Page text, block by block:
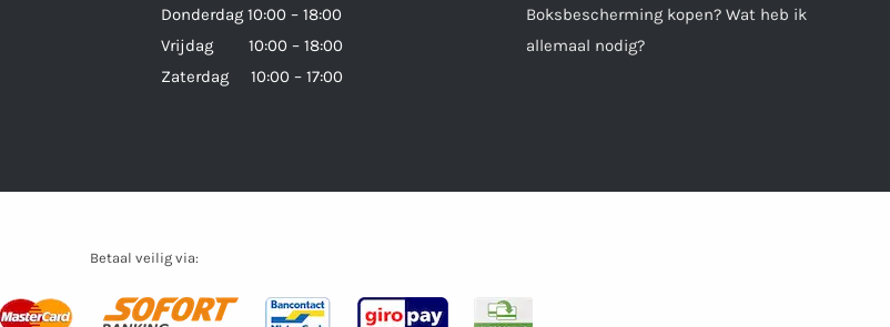
Donderdag 10:00 – 18:00
Vrijdag 10:00 – 18:00
Zaterdag 10:00 – 17:00
Boksbescherming kopen? Wat heb ik
allemaal nodig?
Betaal veilig via: